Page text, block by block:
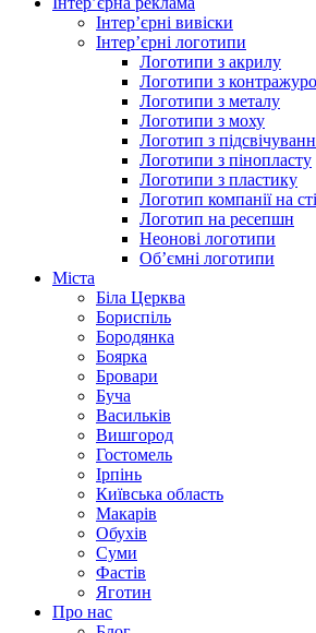
Інтер’єрні вивіски
Інтер’єрні логотипи
Логотипи з акрилу
Логотипи з
Логотипи з металу
Логотипи з моху
Логотип з
Логотипи з пінопласту
Логотипи з пластику
Логотип компанії на
Логотип на ресепшн
Неонові логотипи
Об’ємні логотипи
Міста
Біла Церква
Бориспіль
Бородянка
Боярка
Бровари
Буча
Васильків
Вишгород
Гостомель
Ірпінь
Київська область
Макарів
Обухів
Суми
Фастів
Яготин
Про нас